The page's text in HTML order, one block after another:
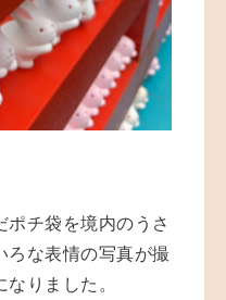
チ袋を境内のうさ
ろな表情の写真が撮
りました。